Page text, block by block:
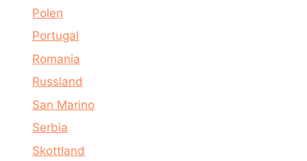
Polen
Portugal
Romania
Russland
San Marino
Serbia
Skottland